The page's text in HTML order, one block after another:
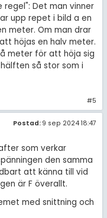
regel": Det man vinner
upp repet i bild a en
meter. Om man drar
höjas en halv meter.
meter för att höja sig
så stor som i
#5
Postad: 9 sep 2024 18:47
som verkar
den samma
att känna till vid
är F överallt.
med snittning och